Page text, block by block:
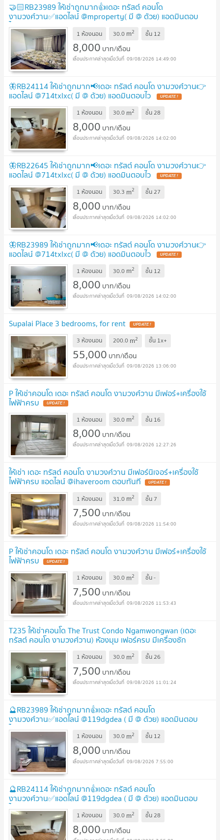
🤝🏻RB23989 ให้เช่าถูกมาก👍เดอะ ทรัสต์ คอนโด
งามวงศ์วาน✅แอดไลน์ @mproperty( มี @ ด้วย) แอดมินตอบ
ไว UPDATE !
1 ห้องนอน 30.0 m2 ชั้น 12
8,000 บาท/เดือน
09/08/2026 14:49:00
🦋RB24114 ให้เช่าถูกมาก📢เดอะ ทรัสต์ คอนโด งามวงศ์วาน👉
แอดไลน์ @714txlxc( มี @ ด้วย) แอดมินตอบไว UPDATE !
1 ห้องนอน 30.0 m2 ชั้น28
8,000 บาท/เดือน
09/08/2026 14:02:00
🦋RB22645 ให้เช่าถูกมาก📢เดอะ ทรัสต์ คอนโด งามวงศ์วาน👉
แอดไลน์ @714txlxc( มี @ ด้วย) แอดมินตอบไว UPDATE !
1 ห้องนอน 30.3 m2 ชั้น27
8,000 บาท/เดือน
09/08/2026 14:02:00
🦋RB23989 ให้เช่าถูกมาก📢เดอะ ทรัสต์ คอนโด งามวงศ์วาน👉
แอดไลน์ @714txlxc( มี @ ด้วย) แอดมินตอบไว UPDATE !
1 ห้องนอน 30.0 m2 ชั้น 12
8,000 บาท/เดือน
09/08/2026 14:02:00
Supalai Place 3 bedrooms, for rent UPDATE !
3 ห้องนอน 200.0 m2 ชั้น 1x+
55,000 บาท/เดือน
09/08/2026 13:06:00
P ให้เช่าคอนโด เดอะ ทรัสต์ คอนโด งามวงศ์วาน มีเฟอร์+เครื่องใช้
ไฟฟ้าครบ UPDATE !
1 ห้องนอน 30.0 m2 ชั้น 16
8,000 บาท/เดือน
09/08/2026 12:27:26
ให้เช่า เดอะ ทรัสต์ คอนโด งามวงศ์วาน มีเฟอร์นิเจอร์+เครื่องใช้
ไฟฟ้าครบ แอดไลน์ @ihaveroom ตอบทันที UPDATE !
1 ห้องนอน 31.0 m2 ชั้น 7
7,500 บาท/เดือน
09/08/2026 11:54:00
P ให้เช่าคอนโด เดอะ ทรัสต์ คอนโด งามวงศ์วาน มีเฟอร์+เครื่องใช้
ไฟฟ้าครบ UPDATE !
1 ห้องนอน 30.0 m2 ชั้น-
7,500 บาท/เดือน
09/08/2026 11:53:43
T235 ให้เช่าคอนโด The Trust Condo Ngamwongwan (เดอะ
ทรัสต์ คอนโด งามวงศ์วาน) ห้องมุม เฟอร์ครบ มีเครื่องซัก
ผ้า UPDATE !
1 ห้องนอน 30.0 m2 ชั้น26
7,500 บาท/เดือน
09/08/2026 11:01:24
🔮RB23989 ให้เช่าถูกมาก👍เดอะ ทรัสต์ คอนโด
งามวงศ์วาน✅แอดไลน์ @119dgdea ( มี @ ด้วย) แอดมินตอบ
ไว UPDATE !
1 ห้องนอน 30.0 m2 ชั้น 12
8,000 บาท/เดือน
09/08/2026 7:55:00
🔮RB24114 ให้เช่าถูกมาก👍เดอะ ทรัสต์ คอนโด
งามวงศ์วาน✅แอดไลน์ @119dgdea ( มี @ ด้วย) แอดมินตอบ
ไว UPDATE !
1 ห้องนอน 30.0 m2 ชั้น28
8,000 บาท/เดือน